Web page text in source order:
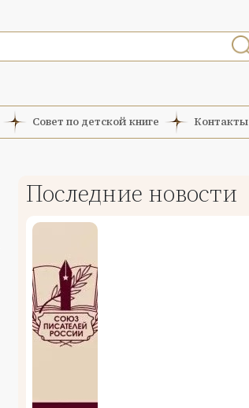
Совет по детской книге Контакты
Последние новости